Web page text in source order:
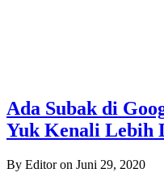
Ada Subak di
Yuk Kenali Lebih
By Editor on Juni 29, 2020